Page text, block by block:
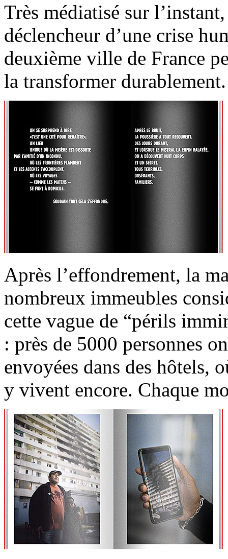
Très médiatisé sur
déclencheur d’une crise
deuxième ville de France
la transformer durablement.
Après l’effondrement, la
nombreux immeubles
cette vague de “périls
: près de 5000 personnes
envoyées dans des hôtels,
y vivent encore. Chaque